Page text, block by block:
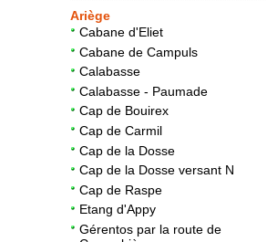
Ariège
Cabane d'Eliet
Cabane de Campuls
Calabasse
Calabasse - Paumade
Cap de Bouirex
Cap de Carmil
Cap de la Dosse
Cap de la Dosse versant N
Cap de Raspe
Etang d'Appy
Gérentos par la route de